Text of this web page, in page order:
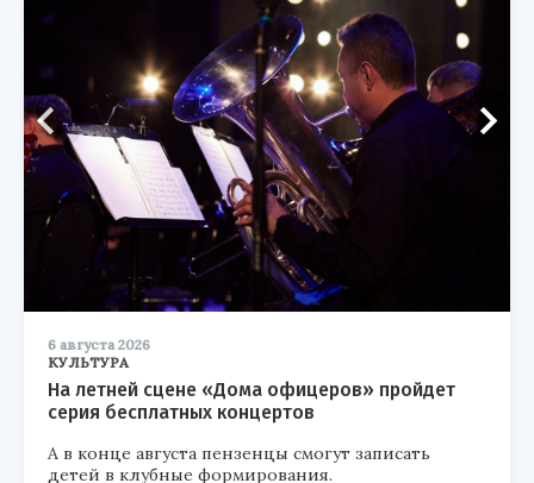
6 августа 2026
КУЛЬТУРА
На летней сцене «Дома офицеров» пройдет
серия бесплатных концертов
А в конце августа пензенцы смогут записать
детей в клубные формирования.